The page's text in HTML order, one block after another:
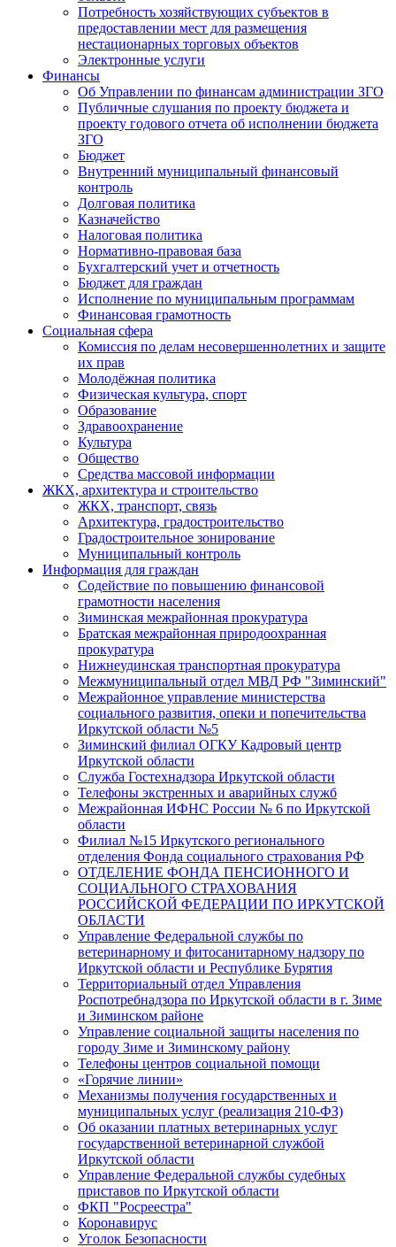
Потребность хозяйствующих субъектов в
предоставлении мест для размещения
нестационарных торговых объектов
Электронные услуги
Финансы
Об Управлении по финансам администрации ЗГО
Публичные слушания по проекту бюджета и
проекту годового отчета об исполнении бюджета
ЗГО
Бюджет
Внутренний муниципальный финансовый
контроль
Долговая политика
Казначейство
Налоговая политика
Нормативно-правовая база
Бухгалтерский учет и отчетность
Бюджет для граждан
Исполнение по муниципальным программам
Финансовая грамотность
Социальная сфера
Комиссия по делам несовершеннолетних и защите
их прав
Молодёжная политика
Физическая культура, спорт
Образование
Здравоохранение
Культура
Общество
Средства массовой информации
ЖКХ, архитектура и строительство
ЖКХ, транспорт, связь
Архитектура, градостроительство
Градостроительное зонирование
Муниципальный контроль
Информация для граждан
Содействие по повышению финансовой
грамотности населения
Зиминская межрайонная прокуратура
Братская межрайонная природоохранная
прокуратура
Нижнеудинская транспортная прокуратура
Межмуниципальный отдел МВД РФ "Зиминский"
Межрайонное управление министерства
социального развития, опеки и попечительства
Иркутской области №5
Зиминский филиал ОГКУ Кадровый центр
Иркутской области
Служба Гостехнадзора Иркутской области
Телефоны экстренных и аварийных служб
Межрайонная ИФНС России № 6 по Иркутской
области
Филиал №15 Иркутского регионального
отделения Фонда социального страхования РФ
ОТДЕЛЕНИЕ ФОНДА ПЕНСИОННОГО И
СОЦИАЛЬНОГО СТРАХОВАНИЯ
РОССИЙСКОЙ ФЕДЕРАЦИИ ПО ИРКУТСКОЙ
ОБЛАСТИ
Управление Федеральной службы по
ветеринарному и фитосанитарному надзору по
Иркутской области и Республике Бурятия
Территориальный отдел Управления
Роспотребнадзора по Иркутской области в г. Зиме
и Зиминском районе
Управление социальной защиты населения по
городу Зиме и Зиминскому району
Телефоны центров социальной помощи
«Горячие линии»
Механизмы получения государственных и
муниципальных услуг (реализация 210-ФЗ)
Об оказании платных ветеринарных услуг
государственной ветеринарной службой
Иркутской области
Управление Федеральной службы судебных
приставов по Иркутской области
ФКП "Росреестра"
Коронавирус
Уголок Безопасности